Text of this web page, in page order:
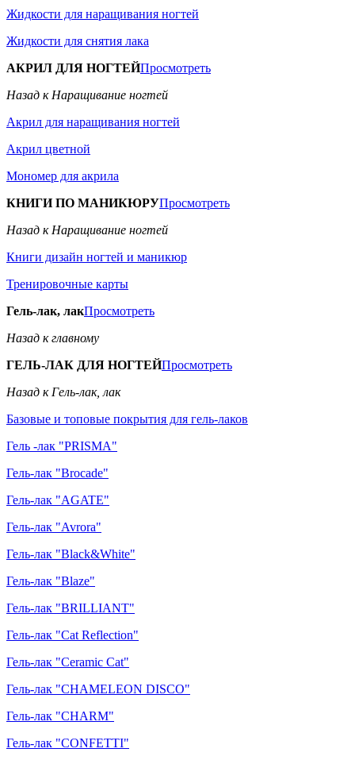
Жидкости для наращивания ногтей
Жидкости для снятия лака
АКРИЛ ДЛЯ НОГТЕЙПросмотреть
Назад к Наращивание ногтей
Акрил для наращивания ногтей
Акрил цветной
Мономер для акрила
КНИГИ ПО МАНИКЮРУПросмотреть
Назад к Наращивание ногтей
Книги дизайн ногтей и маникюр
Тренировочные карты
Гель-лак, лакПросмотреть
Назад к главному
ГЕЛЬ-ЛАК ДЛЯ НОГТЕЙПросмотреть
Назад к Гель-лак, лак
Базовые и топовые покрытия для гель-лаков
Гель -лак "PRISMA"
Гель-лак "Brocade"
Гель-лак "AGATE"
Гель-лак "Avrora"
Гель-лак "Black&White"
Гель-лак "Blaze"
Гель-лак "BRILLIANT"
Гель-лак "Cat Reflection"
Гель-лак "Ceramic Cat"
Гель-лак "CHAMELEON DISCO"
Гель-лак "CHARM"
Гель-лак "CONFETTI"